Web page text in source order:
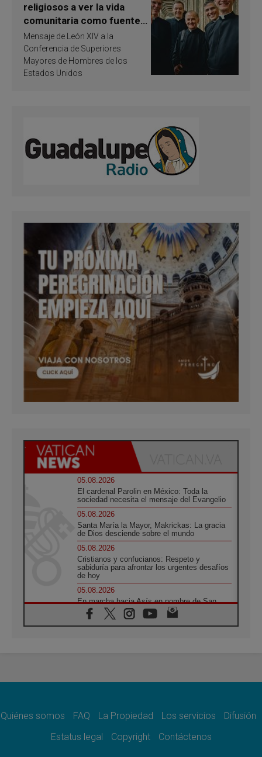
religiosos a ver la vida
comunitaria como fuente
de inspiración y
santificación
Mensaje de León XIV a la
Conferencia de Superiores
Mayores de Hombres de los
Estados Unidos
05.08.2026
El cardenal Parolin en México: Toda la
sociedad necesita el mensaje del Evangelio
05.08.2026
Santa María la Mayor, Makrickas: La gracia
de Dios desciende sobre el mundo
05.08.2026
Cristianos y confucianos: Respeto y
sabiduría para afrontar los urgentes desafíos
de hoy
05.08.2026
En marcha hacia Asís en nombre de San
Francisco, a la espera de León
05.08.2026
quienes bendicen la guerra
Ucrania: Ataque masivo en Kyiv durante la
Quiénes somos FAQ La Propiedad Los servicios
Difusión
Estatus legal
Copyright Contáctenos